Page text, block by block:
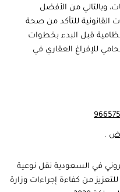
وبالتالي من الأفضل
القانونية للتأكد من صحة
قبل البدء بخطوات
للإفراغ العقاري في
.
في السعودية نقل نوعية
من كفاءة إجراءات وزارة